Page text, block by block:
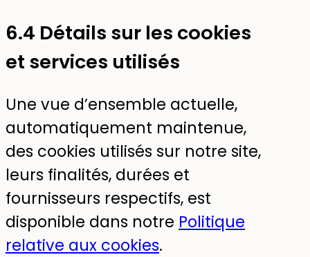
6.4 Détails sur les cookies
et services utilisés
Une vue d’ensemble actuelle,
automatiquement maintenue,
des cookies utilisés sur notre site,
leurs finalités, durées et
fournisseurs respectifs, est
disponible dans notre Politique
relative aux cookies.